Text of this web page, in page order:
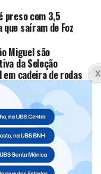
preso com 3,5
saíram de Foz
Miguel são
da Seleção
cadeira de rodas
até 100% de
para
Regional do
serão
do Iguaçu